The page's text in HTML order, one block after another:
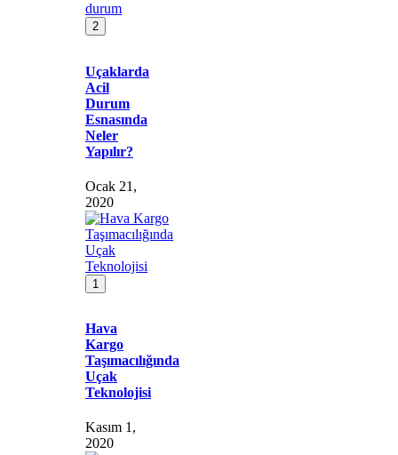
2
Uçaklarda
Acil
Durum
Esnasında
Neler
Yapılır?
Ocak 21,
2020
1
Hava
Kargo
Taşımacılığında
Uçak
Teknolojisi
Kasım 1,
2020